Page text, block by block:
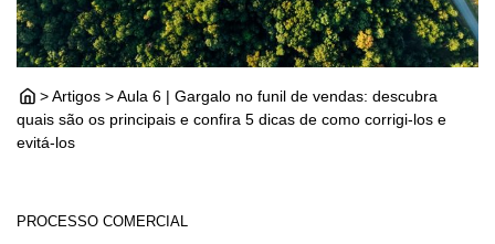
> Artigos > Aula 6 | Gargalo no funil de vendas: descubra
quais são os principais e confira 5 dicas de como corrigi-los e
evitá-los
PROCESSO COMERCIAL